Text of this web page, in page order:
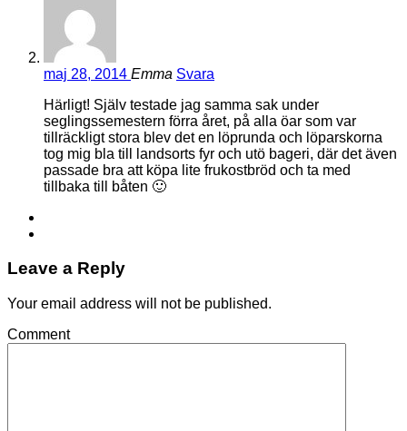
maj 28, 2014 Emma Svara
Härligt! Själv testade jag samma sak under
seglingssemestern förra året, på alla öar som var
tillräckligt stora blev det en löprunda och löparskorna
tog mig bla till landsorts fyr och utö bageri, där det även
passade bra att köpa lite frukostbröd och ta med
tillbaka till båten 🙂
Leave a Reply
Your email address will not be published.
Comment